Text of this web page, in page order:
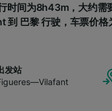
间为8h43m，大约需
巴黎 行驶，车票价格
发站